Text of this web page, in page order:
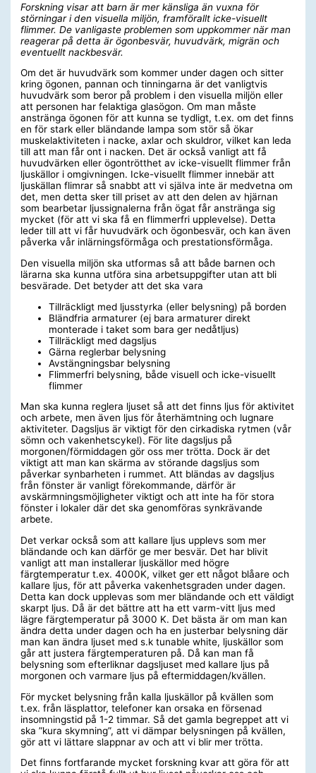
Forskning visar att barn är mer känsliga än vuxna för
störningar i den visuella miljön, framförallt icke-visuellt
flimmer. De vanligaste problemen som uppkommer när man
reagerar på detta är ögonbesvär, huvudvärk, migrän och
eventuellt nackbesvär.
Om det är huvudvärk som kommer under dagen och sitter
kring ögonen, pannan och tinningarna är det vanligtvis
huvudvärk som beror på problem i den visuella miljön eller
att personen har felaktiga glasögon. Om man måste
anstränga ögonen för att kunna se tydligt, t.ex. om det finns
en för stark eller bländande lampa som stör så ökar
muskelaktiviteten i nacke, axlar och skuldror, vilket kan leda
till att man får ont i nacken. Det är också vanligt att få
huvudvärken eller ögontrötthet av icke-visuellt flimmer från
ljuskällor i omgivningen. Icke-visuellt flimmer innebär att
ljuskällan flimrar så snabbt att vi själva inte är medvetna om
det, men detta sker till priset av att den delen av hjärnan
som bearbetar ljussignalerna från ögat får anstränga sig
mycket (för att vi ska få en flimmerfri upplevelse). Detta
leder till att vi får huvudvärk och ögonbesvär, och kan även
påverka vår inlärningsförmåga och prestationsförmåga.
Den visuella miljön ska utformas så att både barnen och
lärarna ska kunna utföra sina arbetsuppgifter utan att bli
besvärade. Det betyder att det ska vara
Tillräckligt med ljusstyrka (eller belysning) på borden
Bländfria armaturer (ej bara armaturer direkt
monterade i taket som bara ger nedåtljus)
Tillräckligt med dagsljus
Gärna reglerbar belysning
Avstängningsbar belysning
Flimmerfri belysning, både visuell och icke-visuellt
flimmer
Man ska kunna reglera ljuset så att det finns ljus för aktivitet
och arbete, men även ljus för återhämtning och lugnare
aktiviteter. Dagsljus är viktigt för den cirkadiska rytmen (vår
sömn och vakenhetscykel). För lite dagsljus på
morgonen/förmiddagen gör oss mer trötta. Dock är det
viktigt att man kan skärma av störande dagsljus som
påverkar synbarheten i rummet. Att bländas av dagsljus
från fönster är vanligt förekommande, därför är
avskärmningsmöjligheter viktigt och att inte ha för stora
fönster i lokaler där det ska genomföras synkrävande
arbete.
Det verkar också som att kallare ljus upplevs som mer
bländande och kan därför ge mer besvär. Det har blivit
vanligt att man installerar ljuskällor med högre
färgtemperatur t.ex. 4000K, vilket ger ett något blåare och
kallare ljus, för att påverka vakenhetsgraden under dagen.
Detta kan dock upplevas som mer bländande och ett väldigt
skarpt ljus. Då är det bättre att ha ett varm-vitt ljus med
lägre färgtemperatur på 3000 K. Det bästa är om man kan
ändra detta under dagen och ha en justerbar belysning där
man kan ändra ljuset med s.k tunable white, ljuskällor som
går att justera färgtemperaturen på. Då kan man få
belysning som efterliknar dagsljuset med kallare ljus på
morgonen och varmare ljus på eftermiddagen/kvällen.
För mycket belysning från kalla ljuskällor på kvällen som
t.ex. från läsplattor, telefoner kan orsaka en försenad
insomningstid på 1-2 timmar. Så det gamla begreppet att vi
ska ”kura skymning”, att vi dämpar belysningen på kvällen,
gör att vi lättare slappnar av och att vi blir mer trötta.
Det finns fortfarande mycket forskning kvar att göra för att